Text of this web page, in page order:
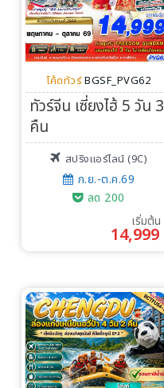
โค้ดทัวร์ BGSF_PVG62
ทัวร์จีน เซี่ยงไฮ้ 5 วัน 3
คืน
สปริงแอร์ไลน์ (9C)
ก.ย.-ต.ค.69
ลด 200
เริ่มต้น
14,999